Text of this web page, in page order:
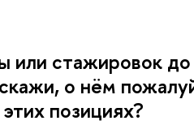
или стажировок
о нём
позициях?